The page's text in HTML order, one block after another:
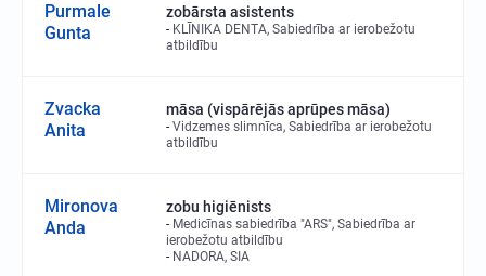
Purmale
Gunta
zobārsta asistents
KLĪNIKA DENTA, Sabiedrība ar ierobežotu
atbildību
Zvacka
Anita
māsa (vispārējās aprūpes māsa)
Vidzemes slimnīca, Sabiedrība ar ierobežotu
atbildību
Mironova
Anda
zobu higiēnists
Medicīnas sabiedrība "ARS", Sabiedrība ar
ierobežotu atbildību
NADORA, SIA